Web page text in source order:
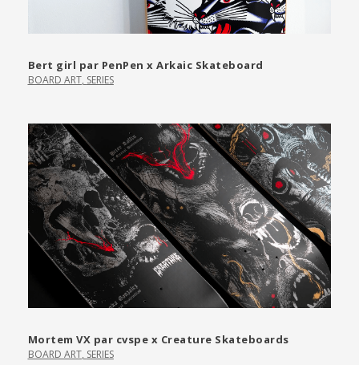
Bert girl par PenPen x Arkaic Skateboard
BOARD ART, SERIES
Mortem VX par cvspe x Creature Skateboards
BOARD ART, SERIES